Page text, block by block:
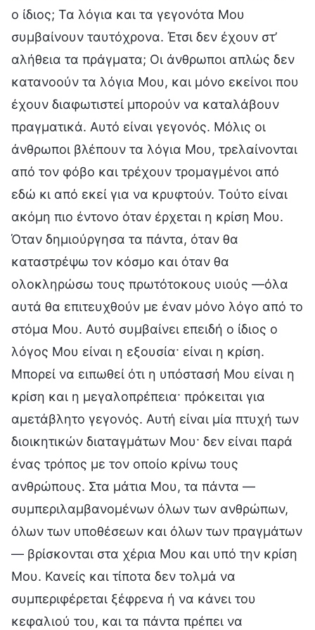
ο ίδιος; Τα λόγια και τα γεγονότα Μου
συμβαίνουν ταυτόχρονα. Έτσι δεν έχουν στ’
αλήθεια τα πράγματα; Οι άνθρωποι απλώς δεν
κατανοούν τα λόγια Μου, και μόνο εκείνοι που
έχουν διαφωτιστεί μπορούν να καταλάβουν
πραγματικά. Αυτό είναι γεγονός. Μόλις οι
άνθρωποι βλέπουν τα λόγια Μου, τρελαίνονται
από τον φόβο και τρέχουν τρομαγμένοι από
εδώ κι από εκεί για να κρυφτούν. Τούτο είναι
ακόμη πιο έντονο όταν έρχεται η κρίση Μου.
Όταν δημιούργησα τα πάντα, όταν θα
καταστρέψω τον κόσμο και όταν θα
ολοκληρώσω τους πρωτότοκους υιούς —όλα
αυτά θα επιτευχθούν με έναν μόνο λόγο από το
στόμα Μου. Αυτό συμβαίνει επειδή ο ίδιος ο
λόγος Μου είναι η εξουσία· είναι η κρίση.
Μπορεί να ειπωθεί ότι η υπόστασή Μου είναι η
κρίση και η μεγαλοπρέπεια· πρόκειται για
αμετάβλητο γεγονός. Αυτή είναι μία πτυχή των
διοικητικών διαταγμάτων Μου· δεν είναι παρά
ένας τρόπος με τον οποίο κρίνω τους
ανθρώπους. Στα μάτια Μου, τα πάντα —
συμπεριλαμβανομένων όλων των ανθρώπων,
όλων των υποθέσεων και όλων των πραγμάτων
— βρίσκονται στα χέρια Μου και υπό την κρίση
Μου. Κανείς και τίποτα δεν τολμά να
συμπεριφέρεται ξέφρενα ή να κάνει του
κεφαλιού του, και τα πάντα πρέπει να